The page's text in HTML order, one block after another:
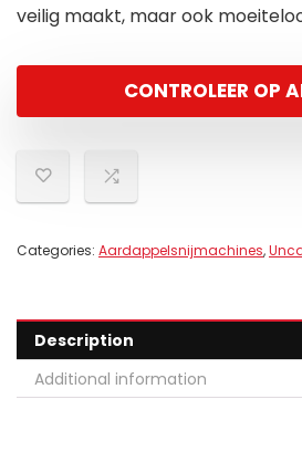
veilig maakt, maar ook
CONTROLEER OP
Categories: Aardappelsnijmachines,
Description
Additional information